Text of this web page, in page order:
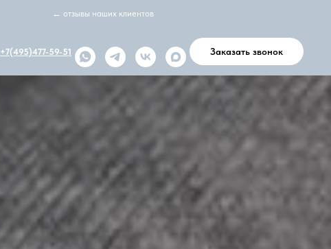
← отзывы наших клиентов
+7(495)477-59-51 Заказать звонок